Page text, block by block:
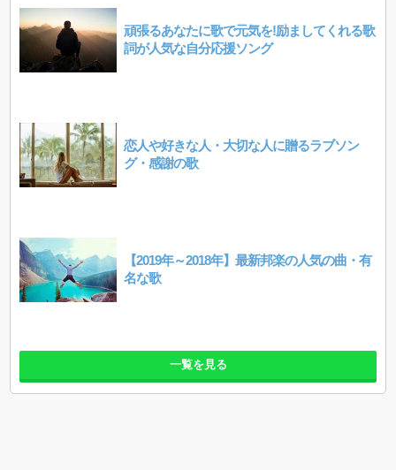
頑張るあなたに歌で元気を!励ましてくれる歌
詞が人気な自分応援ソング
恋人や好きな人・大切な人に贈るラブソン
グ・感謝の歌
【2019年～2018年】最新邦楽の人気の曲・有
名な歌
一覧を見る